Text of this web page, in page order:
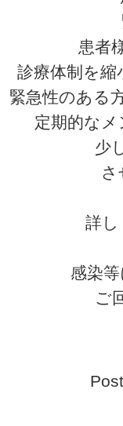
患者
診療体制を
緊急性のある
定期的な
少
詳
感染
ご